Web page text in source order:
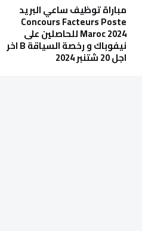
مباراة توظيف ساعي البريد
Concours Facteurs Poste
Maroc 2024 للحاصلين على
نيفوباك و رخصة السياقة B اخر
اجل 20 شتنبر 2024